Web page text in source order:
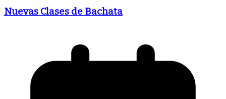
Nuevas Clases de Bachata